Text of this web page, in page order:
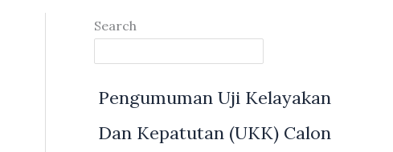
Search
Pengumuman Uji Kelayakan
Dan Kepatutan (UKK) Calon